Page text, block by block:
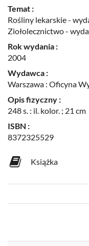
Temat :
Rośliny lekarskie -
Ziołolecznictwo -
Rok wydania :
2004
Wydawca :
Warszawa : Oficyna
Opis fizyczny :
248 s. : il. kolor. ; 21 cm
ISBN :
8372325529
Książka